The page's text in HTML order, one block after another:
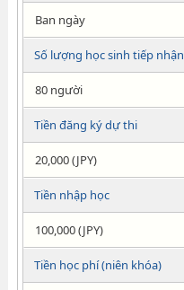
Ban ngày
Số lượng học sinh tiếp nhận
80 người
Tiền đăng ký dự thi
20,000 (JPY)
Tiền nhập học
100,000 (JPY)
Tiền học phí (niên khóa)